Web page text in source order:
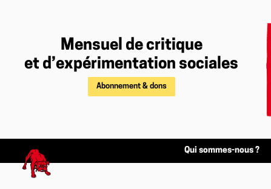
Mensuel de critique
et d’expérimentation sociales
Abonnement & dons
Qui sommes-nous ?